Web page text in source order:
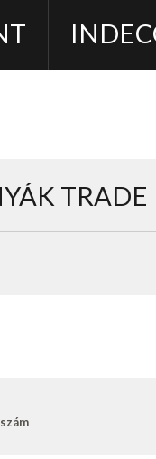
TRADE